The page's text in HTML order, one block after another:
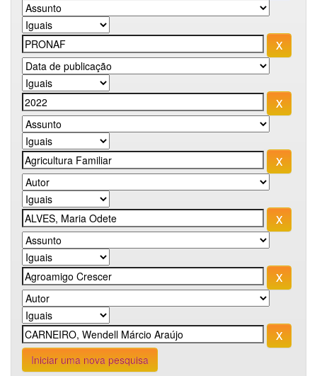
Iniciar uma nova pesquisa